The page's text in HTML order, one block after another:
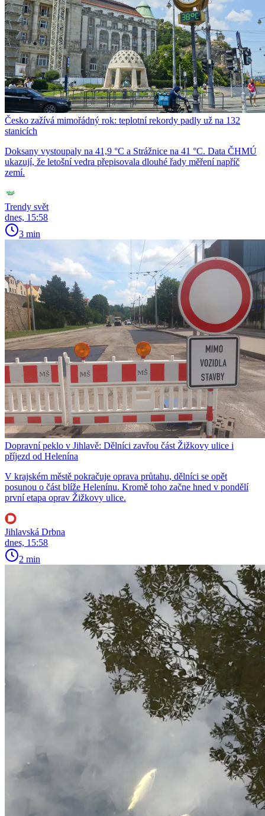
Česko zažívá mimořádný rok: teplotní rekordy padly už na 132
stanicích
Doksany vystoupaly na 41,9 °C a Strážnice na 41 °C. Data ČHMÚ
ukazují, že letošní vedra přepisovala dlouhé řady měření napříč
zemí.
Trendy svět
dnes, 15:58
3 min
Dopravní peklo v Jihlavě: Dělníci zavřou část Žižkovy ulice i
příjezd od Helenína
V krajském městě pokračuje oprava průtahu, dělníci se opět
posunou o část blíže Helenínu. Kromě toho začne hned v pondělí
první etapa oprav Žižkovy ulice.
Jihlavská Drbna
dnes, 15:58
2 min